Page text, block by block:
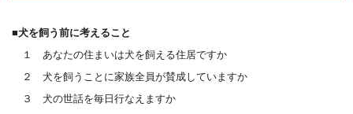
■犬を飼う前に考えること
１ あなたの住まいは犬を飼える住居ですか
２ 犬を飼うことに家族全員が賛成していますか
３ 犬の世話を毎日行なえますか